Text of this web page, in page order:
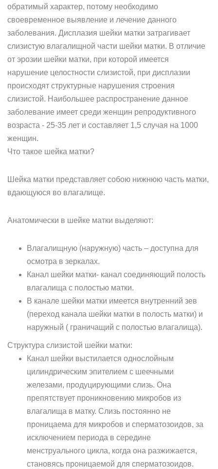
обратимый характер, потому необходимо
своевременное выявление и лечение данного
заболевания. Дисплазия шейки матки затрагивает
слизистую влагалищной части шейки матки. В отличие
от эрозии шейки матки, при которой имеется
нарушение целостности слизистой, при дисплазии
происходят структурные нарушения строения
слизистой. Наибольшее распространение данное
заболевание имеет среди женщин репродуктивного
возраста - 25-35 лет и составляет 1,5 случая на 1000
женщин.
Что такое шейка матки?
Шейка матки представляет собою нижнюю часть матки,
вдающуюся во влагалище.
Анатомически в шейке матки выделяют:
Влагалищную (наружную) часть – доступна для
осмотра в зеркалах.
Канал шейки матки- канал соединяющий полость
влагалища с полостью матки.
В канале шейки матки имеется внутренний зев
(переход канала шейки матки в полость матки) и
наружный ( граничащий с полостью влагалища).
Структура слизистой шейки матки:
Канал шейки выстилается однослойным
цилиндрическим эпителием с шеечными
железами, продуцирующими слизь. Она
препятствует проникновению микробов из
влагалища в матку. Слизь постоянно не
проницаема для микробов и сперматозоидов, за
исключением периода в середине
менструального цикла, когда она разжижается,
становясь проницаемой для сперматозоидов.